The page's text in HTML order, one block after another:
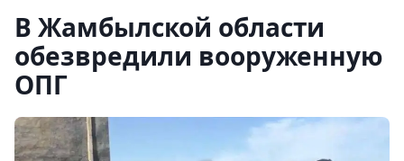
В Жамбылской области
обезвредили вооруженную
ОПГ